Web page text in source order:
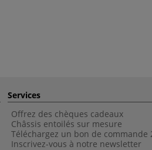
Services
Offrez des chèques cadeaux
Châssis entoilés sur mesure
Téléchargez un bon de commande
Inscrivez-vous à notre newsletter